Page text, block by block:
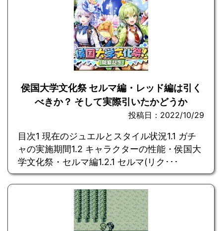
侯国大学文化祭 セルマ編・レッド編は引く
べきか？ そして実際引いたかどうか
投稿日：2022/10/29
目次1 現在のジュエルとスタイル状況1.1 ガチ
ャの実施期間1.2 キャラクターの性能・侯国大
学文化祭・セルマ編1.2.1 セルマ(リク･･･